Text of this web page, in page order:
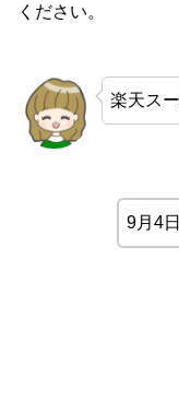
ください。
楽天ス
9月4